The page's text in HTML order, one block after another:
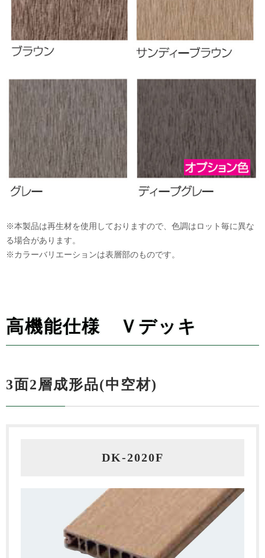
※本製品は再生材を使用しておりますので、色調はロット毎に異な
る場合があります。
※カラーバリエーションは表層部のものです。
高機能仕様 Ｖデッキ
3面2層成形品(中空材)
DK-2020F